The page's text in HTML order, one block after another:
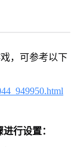
，可参考以下
行设置：